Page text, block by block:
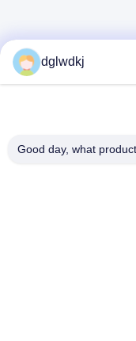
dglwdkj
Good day, what